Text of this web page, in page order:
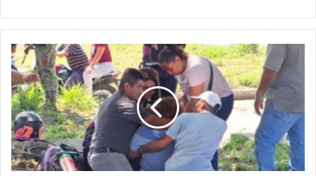
VERACRUZ
BAJO
AGUA
Y
LA
TRAGEDIA:
LOCALIZAN
SEGUNDO